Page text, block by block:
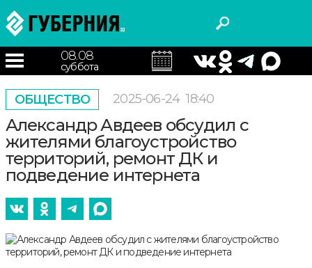
08.08
суббота
ОБЩЕСТВО 2025-06-24 18:40
Александр Авдеев обсудил с
жителями благоустройство
территорий, ремонт ДК и
подведение интернета